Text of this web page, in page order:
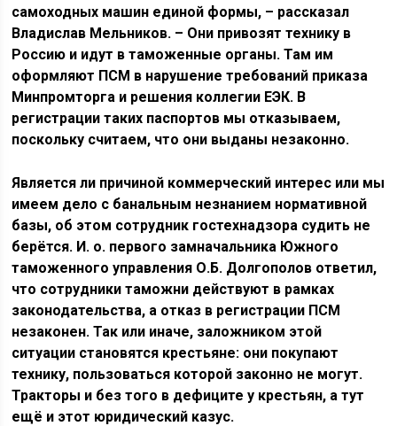
самоходных машин единой формы, – рассказал
Владислав Мельников. – Они привозят технику в
Россию и идут в таможенные органы. Там им
оформляют ПСМ в нарушение требований приказа
Минпромторга и решения коллегии ЕЭК. В
регистрации таких паспортов мы отказываем,
поскольку считаем, что они выданы незаконно.
Является ли причиной коммерческий интерес или мы
имеем дело с банальным незнанием нормативной
базы, об этом сотрудник гостехнадзора судить не
берётся. И. о. первого замначальника Южного
таможенного управления О.Б. Долгополов ответил,
что сотрудники таможни действуют в рамках
законодательства, а отказ в регистрации ПСМ
незаконен. Так или иначе, заложником этой
ситуации становятся крестьяне: они покупают
технику, пользоваться которой законно не могут.
Тракторы и без того в дефиците у крестьян, а тут
ещё и этот юридический казус.